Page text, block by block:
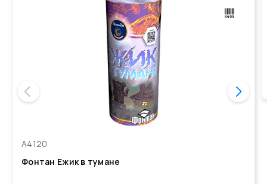
А4120
Фонтан Ежик в тумане